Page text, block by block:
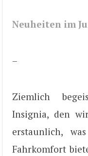
Neuheiten im
–
Ziemlich
Insignia, den
erstaunlich,
Fahrkomfort